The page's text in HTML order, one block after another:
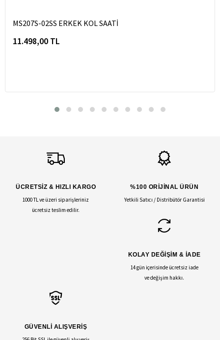
MS207S-02SS ERKEK KOL SAATİ
11.498,00 TL
ÜCRETSİZ & HIZLI KARGO
1000 TL ve üzeri siparişleriniz
ücretsiz teslim edilir.
%100 ORİJİNAL ÜRÜN
Yetkili Satıcı / Distribütör Garantisi
KOLAY DEĞİŞİM & İADE
14 gün içerisinde ücretsiz iade
ve değişim hakkı.
GÜVENLİ ALIŞVERİŞ